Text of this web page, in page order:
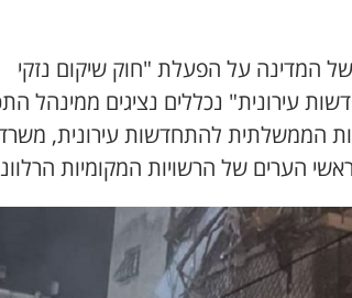
המדינה על הפעלת "חוק שיקום נזקי
עירונית" נכללים נציגים ממינהל
הממשלתית להתחדשות עירונית,
הערים של הרשויות המקומיות